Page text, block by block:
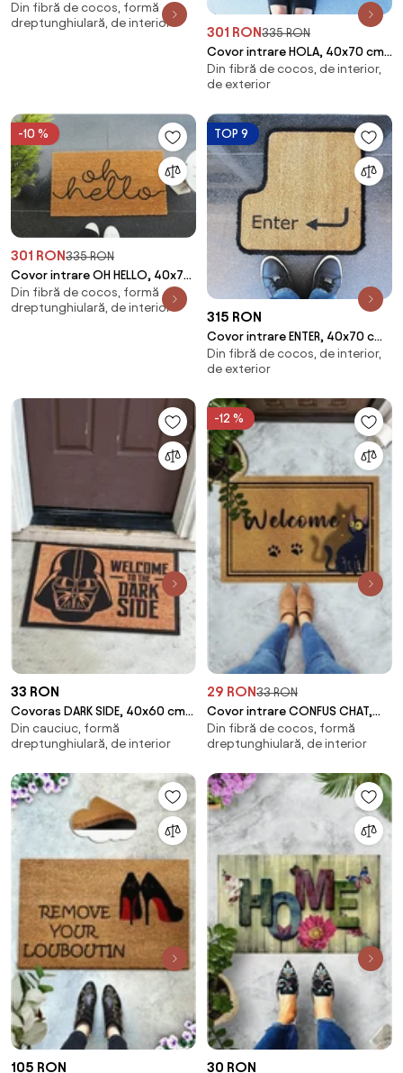
40x70 cm, forma
dreptunghiulara, fibre de co
Din fibră de cocos, formă
dreptunghiulară, de interior
301 RON335 RON
Covor intrare HOLA, 40x70 cm,
forma atipica, fibre de cocos,
maro/negr
Din fibră de cocos, de interior,
de exterior
-10 %
301 RON 335 RON
Covor intrare OH HELLO, 40x70
cm, forma dreptunghiulara,
fibre de coco
Din fibră de cocos, formă
dreptunghiulară, de interior
TOP 9
315 RON
Covor intrare ENTER, 40x70 cm,
forma atipica, fibra de cocos,
maro/neg
Din fibră de cocos, de interior,
de exterior
33 RON
Covoras DARK SIDE, 40x60 cm,
forma dreptunghiulara, PVC,
multicolor
Din cauciuc, formă
dreptunghiulară, de interior
-12 %
29 RON 33 RON
Covor intrare CONFUS CHAT,
40x60 cm, forma
dreptunghiulara, PVC, maro/
Din fibră de cocos, formă
dreptunghiulară, de interior
105 RON 30 RON